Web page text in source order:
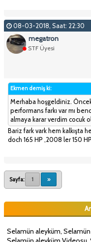
08-03-2018, Saat: 22:30
megatron
STF Üyesi
Ekmen demiş ki:
Merhaba hoşgeldiniz.
performans farkı var mı
almaya karar verdim cocuk
Bariz fark vark hem kalkışta
doch 165 HP ,2008 ler 150
Sayfa: 1 »
Selamün aleyküm,